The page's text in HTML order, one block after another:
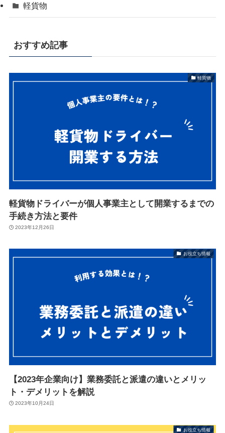
軽貨物
おすすめ記事
軽貨物
軽貨物ドライバーが個人事業主として開業するまでの
手続き方法と要件
2023年12月26日
お役立ち情報
【2023年企業向け】業務委託と派遣の違いとメリッ
ト・デメリットを解説
2023年10月24日
お役立ち情報